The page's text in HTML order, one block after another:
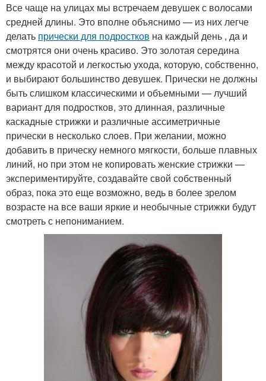
Все чаще на улицах мы встречаем девушек с волосами
средней длины. Это вполне объяснимо — из них легче
делать прически для подростков на каждый день , да и
смотрятся они очень красиво. Это золотая середина
между красотой и легкостью ухода, которую, собственно,
и выбирают большинство девушек. Прически не должны
быть слишком классическими и объемными — лучший
вариант для подростков, это длинная, различные
каскадные стрижки и различные ассиметричные
прически в несколько слоев. При желании, можно
добавить в прическу немного мягкости, больше плавных
линий, но при этом не копировать женские стрижки —
экспериментируйте, создавайте свой собственный
образ, пока это еще возможно, ведь в более зрелом
возрасте на все ваши яркие и необычные стрижки будут
смотреть с непониманием.